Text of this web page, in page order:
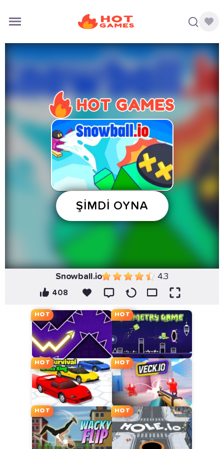
Snowball.io 4.3
408
HOT HOT
HOT HOT
HOT HOT